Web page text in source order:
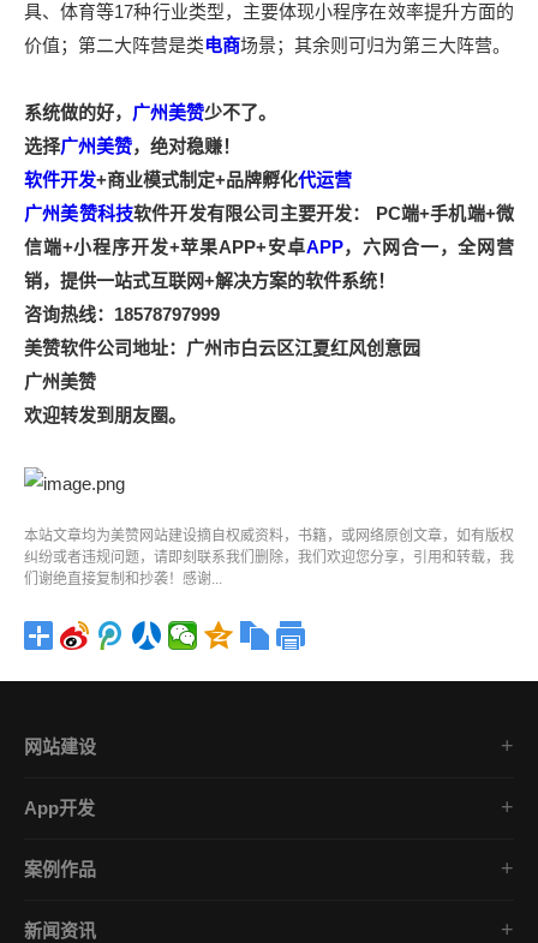
具、体育等17种行业类型，主要体现小程序在效率提升方面的
价值；第二大阵营是类电商场景；其余则可归为第三大阵营。
系统做的好， 广州美赞少不了。
选择广州美赞，绝对稳赚！
软件开发+商业模式制定+品牌孵化代运营
广州美赞科技软件开发有限公司主要开发： PC端+手机端+微
信端+小程序开发+苹果APP+安卓APP，六网合一，全网营
销，提供一站式互联网+解决方案的软件系统！
咨询热线：18578797999
美赞软件公司地址：广州市白云区江夏红风创意园
广州美赞
欢迎转发到朋友圈。
本站文章均为美赞网站建设摘自权威资料，书籍，或网络原创文章，如有版权
纠纷或者违规问题，请即刻联系我们删除，我们欢迎您分享，引用和转载，我
们谢绝直接复制和抄袭！感谢...
网站建设
集团企业官网
营销网站设计
商城网站定制
App开发
电商App开发
金融App开发
案例作品
直播案例展示
新闻资讯